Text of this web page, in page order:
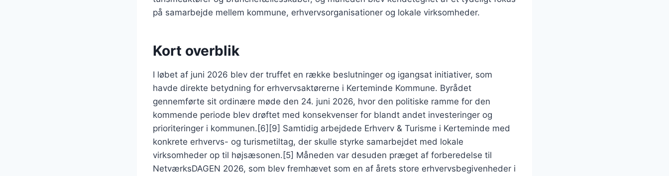
på samarbejde mellem kommune, erhvervsorganisationer og lokale virksomheder.
Kort overblik
I løbet af juni 2026 blev der truffet en række beslutninger og igangsat initiativer, som
havde direkte betydning for erhvervsaktørerne i Kerteminde Kommune. Byrådet
gennemførte sit ordinære møde den 24. juni 2026, hvor den politiske ramme for den
kommende periode blev drøftet med konsekvenser for blandt andet investeringer og
prioriteringer i kommunen.[6][9] Samtidig arbejdede Erhverv & Turisme i Kerteminde med
konkrete erhvervs- og turismetiltag, der skulle styrke samarbejdet med lokale
virksomheder op til højsæsonen.[5] Måneden var desuden præget af forberedelse til
NetværksDAGEN 2026, som blev fremhævet som en af årets store erhvervsbegivenheder i